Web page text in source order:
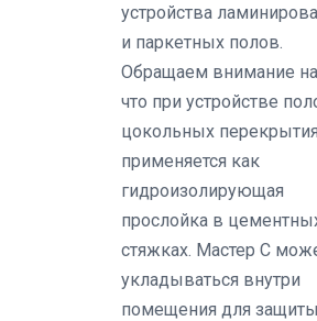
устройства
и паркетных полов.
Обращаем внимание на
что при устройстве
цокольных
применяется как
гидроизолирующая
прослойка в
стяжках. Мастер C
укладываться внутри
помещения для защиты